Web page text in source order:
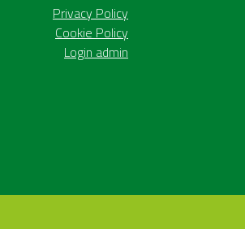
Privacy Policy
Cookie Policy
Login admin